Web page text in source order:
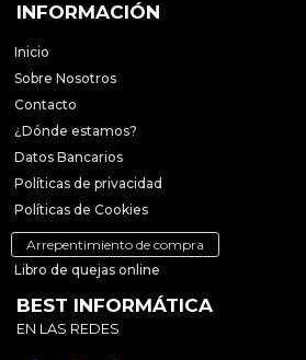
INFORMACIÓN
Inicio
Sobre Nosotros
Contacto
¿Dónde estamos?
Datos Bancarios
Políticas de privacidad
Políticas de Cookies
Arrepentimiento de compra
Libro de quejas online
BEST INFORMÁTICA
EN LAS REDES